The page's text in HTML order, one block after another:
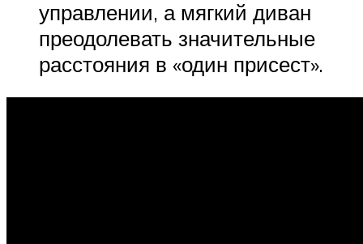
управлении, а мягкий диван
преодолевать значительные
расстояния в «один присест».